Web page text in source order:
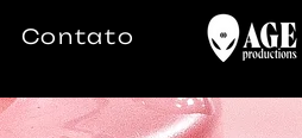
Contato